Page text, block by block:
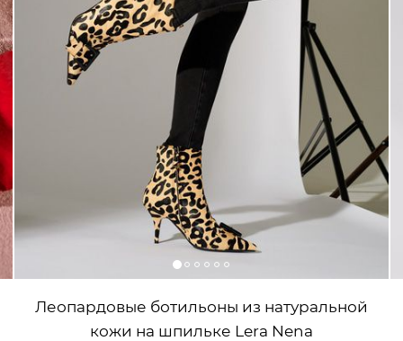
Леопардовые ботильоны из натуральной
кожи на шпильке Lera Nena